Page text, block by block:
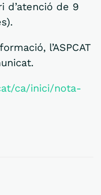
d’atenció de 9
l’ASPCAT
ca/inici/nota-